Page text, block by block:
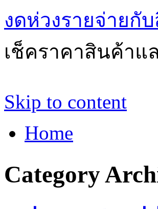
งดห่วงรายจ่าย
เช็คราคาสินค้าแ
Skip to content
Home
Category